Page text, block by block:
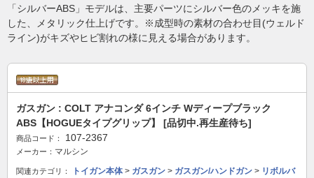
「シルバーABS」モデルは、主要パーツにシルバー色のメッキを施
した、メタリック仕上げです。※成型時の素材の合わせ目(ウェルド
ライン)がキズやヒビ割れの様に見える場合があります。
ガスガン : COLT アナコンダ 6インチ Wディープブラック
ABS【HOGUEタイプグリップ】 [品切中.再生産待ち]
商品コード： 107-2367
メーカー： マルシン
関連カテゴリ： トイガン本体> ガスガン > ガスガン/ハンドガン > リボルバ